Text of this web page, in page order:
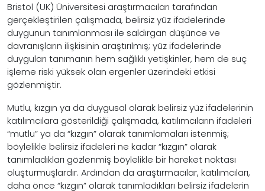
Bristol (UK) Üniversitesi araştırmacıları tarafından
gerçekleştirilen çalışmada, belirsiz yüz ifadelerinde
duygunun tanımlanması ile saldırgan düşünce ve
davranışların ilişkisinin araştırılmış; yüz ifadelerinde
duyguları tanımanın hem sağlıklı yetişkinler, hem de suç
işleme riski yüksek olan ergenler üzerindeki etkisi
gözlenmiştir.
Mutlu, kızgın ya da duygusal olarak belirsiz yüz ifadelerinin
katılımcılara gösterildiği çalışmada, katılımcıların ifadeleri
“mutlu” ya da “kızgın” olarak tanımlamaları istenmiş;
böylelikle belirsiz ifadeleri ne kadar “kızgın” olarak
tanımladıkları gözlenmiş böylelikle bir hareket noktası
oluşturmuşlardır. Ardından da araştırmacılar, katılımcıları,
daha önce “kızgın” olarak tanımladıkları belirsiz ifadelerin